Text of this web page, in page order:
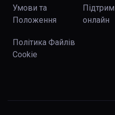
Умови та
Положення
Політика Файлів
Cookie
онлайн